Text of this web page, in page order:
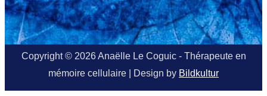
Copyright © 2026 Anaëlle Le Coguic - Thérapeute en
mémoire cellulaire | Design by Bildkultur